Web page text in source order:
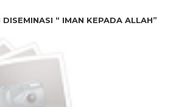
“ IMAN KEPADA ALLAH”